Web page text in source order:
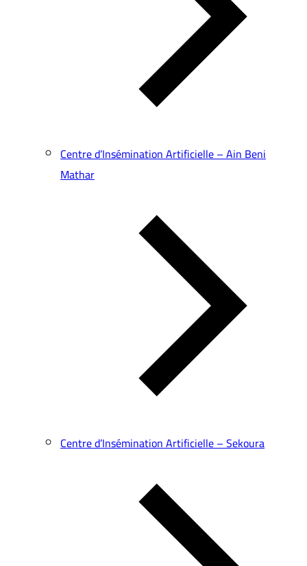
Centre d’Insémination Artificielle – Ain Beni
Mathar
Centre d’Insémination Artificielle – Sekoura